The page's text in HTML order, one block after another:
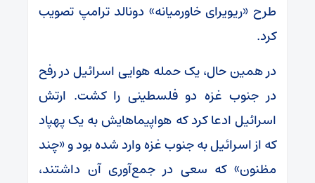
طرح «ریویرای خاورمیانه» دونالد ترامپ تصویب
کرد.
در همین حال، یک حمله هوایی اسرائیل در رفح
در جنوب غزه دو فلسطینی را کشت. ارتش
اسرائیل ادعا کرد که هواپیماهایش به یک پهپاد
که از اسرائیل به جنوب غزه وارد شده بود و «چند
مظنون» که سعی در جمع‌آوری آن داشتند،